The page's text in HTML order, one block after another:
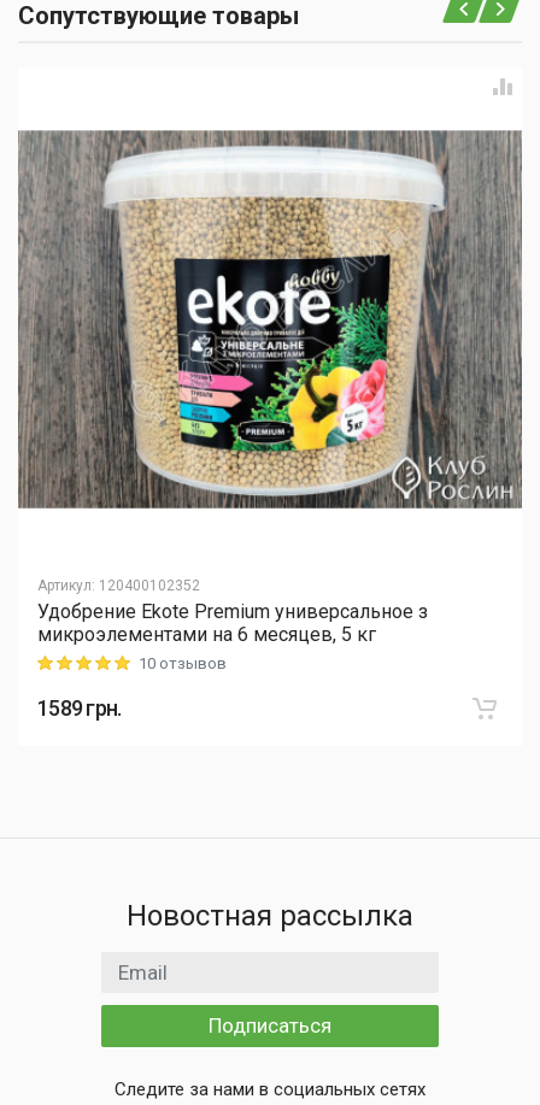
Сопутствующие товары
Артикул: 120400102352
Удобрение Ekote Premium универсальное з
микроэлементами на 6 месяцев, 5 кг
Rating: 5 out of 510 отзывов
1589грн.
Новостная рассылка
Email адрес
Подписаться
Следите за нами в социальных сетях